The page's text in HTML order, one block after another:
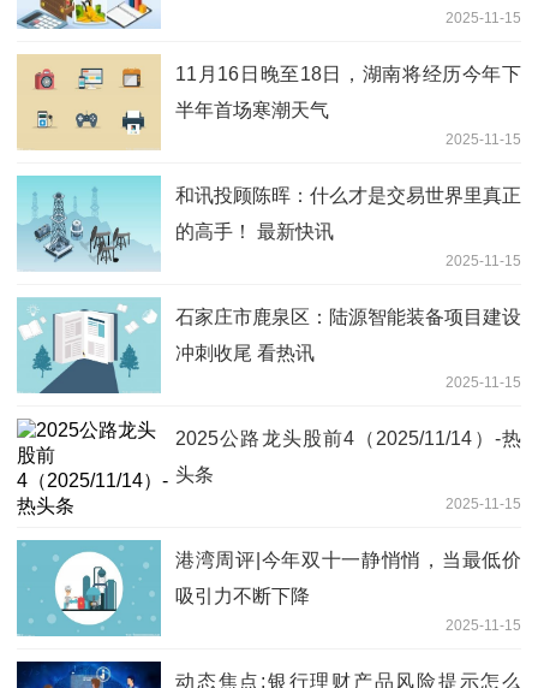
2025-11-15
11月16日晚至18日，湖南将经历今年下
半年首场寒潮天气
2025-11-15
和讯投顾陈晖：什么才是交易世界里真正
的高手！ 最新快讯
2025-11-15
石家庄市鹿泉区：陆源智能装备项目建设
冲刺收尾 看热讯
2025-11-15
2025公路龙头股前4（2025/11/14）-热
头条
2025-11-15
港湾周评|今年双十一静悄悄，当最低价
吸引力不断下降
2025-11-15
动态焦点:银行理财产品风险提示怎么